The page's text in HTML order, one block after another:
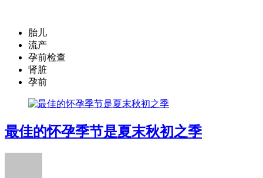
胎儿
流产
孕前检查
肾脏
孕前
最佳的怀孕季节是夏末秋初之季